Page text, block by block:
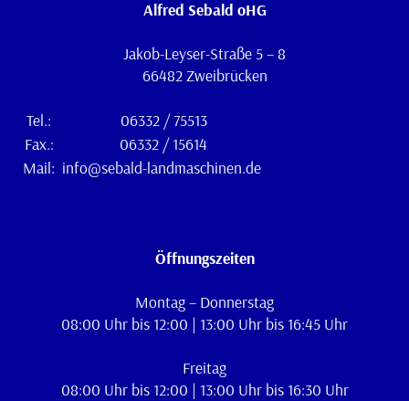
Alfred Sebald oHG
Jakob-Leyser-Straße 5 – 8
66482 Zweibrücken
Tel.:
06332 / 75513
Fax.:
06332 / 15614
Mail: info@sebald-landmaschinen.de
Öffnungszeiten
Montag – Donnerstag
08:00 Uhr bis 12:00 | 13:00 Uhr bis 16:45 Uhr
Freitag
08:00 Uhr bis 12:00 | 13:00 Uhr bis 16:30 Uhr